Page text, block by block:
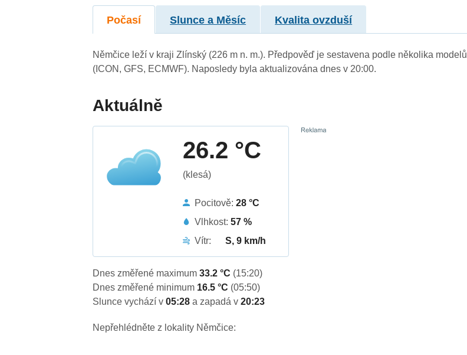
Počasí Slunce a Měsíc Kvalita ovzduší
Němčice leží v kraji Zlínský (226 m n. m.). Předpověď je sestavena podle několika modelů
(ICON, GFS, ECMWF). Naposledy byla aktualizována dnes v 20:00.
Aktuálně
26.2 °C
(klesá)
Pocitově:28 °C
Vlhkost:57 %
Vítr:
S, 9 km/h
Dnes změřené maximum33.2 °C (15:20)
Dnes změřené minimum 16.5 °C (05:50)
Slunce vychází v05:28a zapadá v20:23
Nepřehlédněte z lokality Němčice: